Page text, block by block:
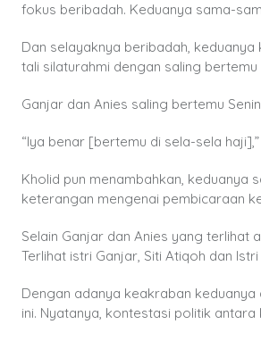
fokus beribadah. Keduanya sama-
Dan selayaknya beribadah,
tali silaturahmi dengan saling bertemu
Ganjar dan Anies saling bertemu
“Iya benar [bertemu di sela-sela
Kholid pun menambahkan, keduanya
keterangan mengenai pembicaraan
Selain Ganjar dan Anies yang
Terlihat istri Ganjar, Siti Atiqoh dan
Dengan adanya keakraban
ini. Nyatanya, kontestasi politik